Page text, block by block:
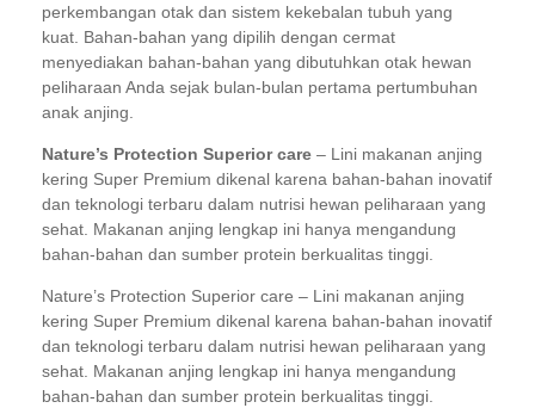
perkembangan otak dan sistem kekebalan tubuh yang
kuat. Bahan-bahan yang dipilih dengan cermat
menyediakan bahan-bahan yang dibutuhkan otak hewan
peliharaan Anda sejak bulan-bulan pertama pertumbuhan
anak anjing.
Nature’s Protection Superior care – Lini makanan anjing
kering Super Premium dikenal karena bahan-bahan inovatif
dan teknologi terbaru dalam nutrisi hewan peliharaan yang
sehat. Makanan anjing lengkap ini hanya mengandung
bahan-bahan dan sumber protein berkualitas tinggi.
Nature’s Protection Superior care – Lini makanan anjing
kering Super Premium dikenal karena bahan-bahan inovatif
dan teknologi terbaru dalam nutrisi hewan peliharaan yang
sehat. Makanan anjing lengkap ini hanya mengandung
bahan-bahan dan sumber protein berkualitas tinggi.